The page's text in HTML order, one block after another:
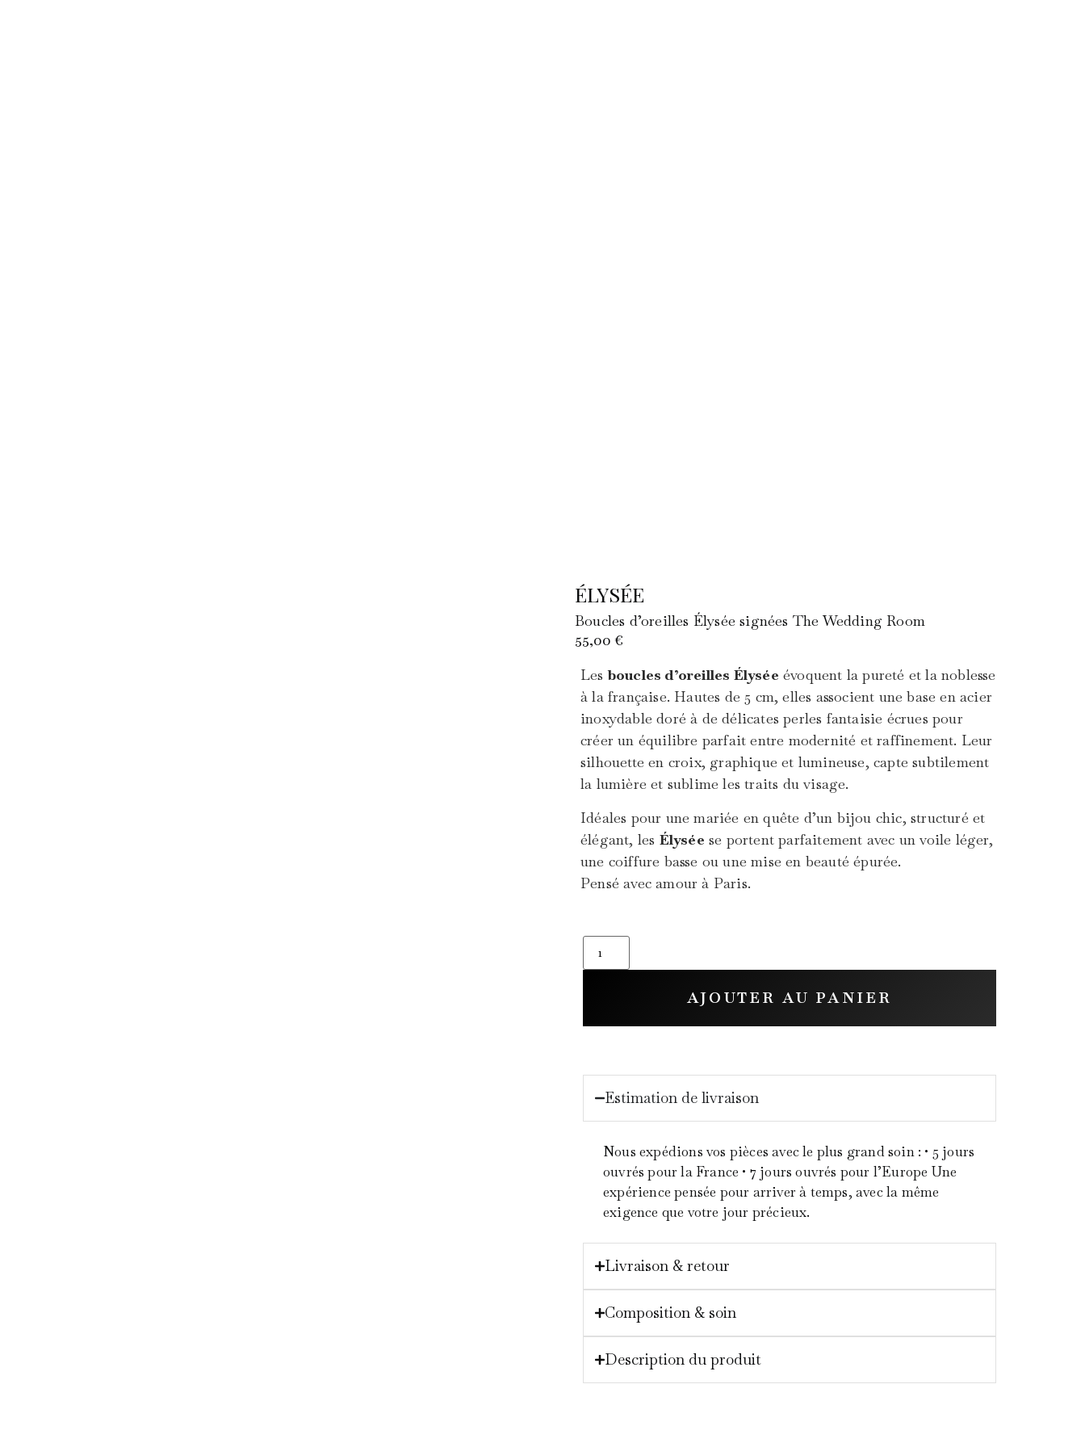
ÉLYSÉE
Boucles d’oreilles Élysée signées The Wedding Room
55,00 €
Lesboucles d’oreilles Élysée évoquent la pureté et la noblesse
à la française. Hautes de 5 cm, elles associent une base en acier
inoxydable doré à de délicates perles fantaisie écrues pour
créer un équilibre parfait entre modernité et raffinement. Leur
silhouette en croix, graphique et lumineuse, capte subtilement
la lumière et sublime les traits du visage.
Idéales pour une mariée en quête d’un bijou chic, structuré et
élégant, les Élysée se portent parfaitement avec un voile léger,
une coiffure basse ou une mise en beauté épurée.
Pensé avec amour à Paris.
AJOUTER AU PANIER
Estimation de livraison
Nous expédions vos pièces avec le plus grand soin : • 5 jours
ouvrés pour la France • 7 jours ouvrés pour l’Europe Une
expérience pensée pour arriver à temps, avec la même
exigence que votre jour précieux.
Livraison & retour
Composition & soin
Description du produit